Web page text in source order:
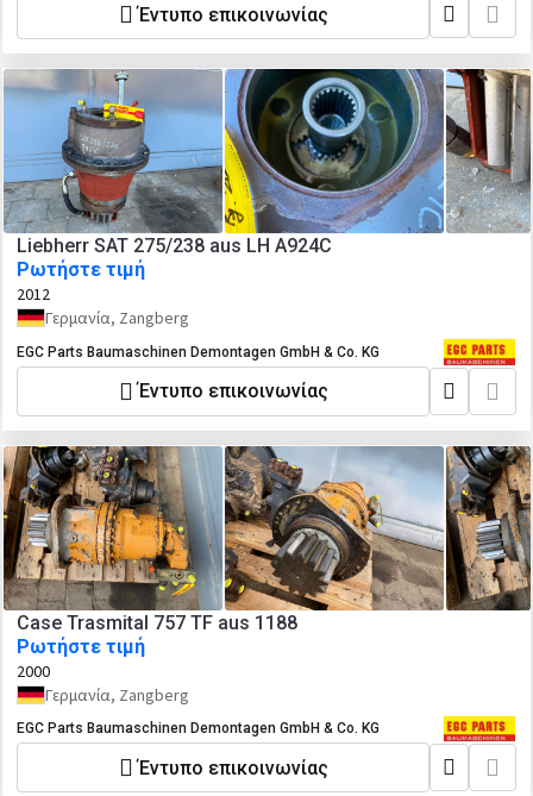
Έντυπο επικοινωνίας
Liebherr SAT 275/238 aus LH A924C
Ρωτήστε τιμή
2012
Γερμανία, Zangberg
EGC Parts Baumaschinen Demontagen GmbH & Co. KG
Έντυπο επικοινωνίας
Case Trasmital 757 TF aus 1188
Ρωτήστε τιμή
2000
Γερμανία, Zangberg
EGC Parts Baumaschinen Demontagen GmbH & Co. KG
Έντυπο επικοινωνίας